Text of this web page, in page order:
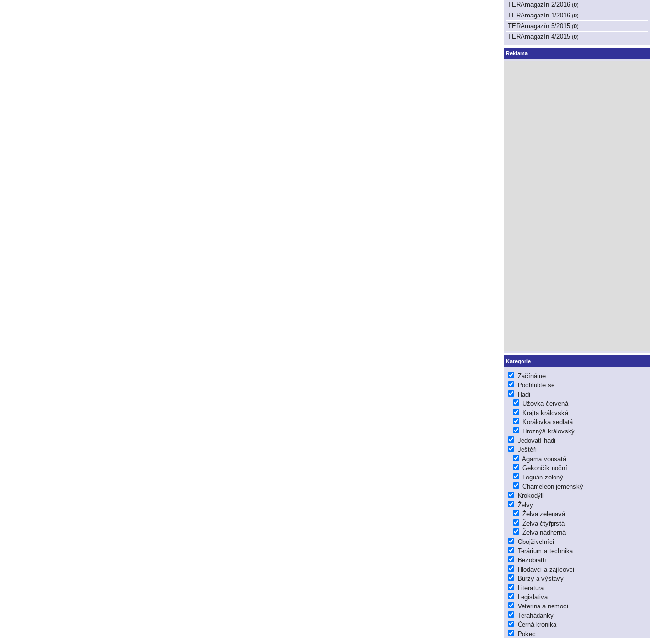
TERAmagazín 2/2016 (0)
TERAmagazín 1/2016 (0)
TERAmagazín 5/2015 (0)
TERAmagazín 4/2015 (0)
Reklama
Kategorie
Začínáme
Pochlubte se
Hadi
Užovka červená
Krajta královská
Korálovka sedlatá
Hroznýš královský
Jedovatí hadi
Ještěři
Agama vousatá
Gekončík noční
Leguán zelený
Chameleon jemenský
Krokodýli
Želvy
Želva zelenavá
Želva čtyřprstá
Želva nádherná
Obojživelníci
Terárium a technika
Bezobratlí
Hlodavci a zajícovci
Burzy a výstavy
Literatura
Legislativa
Veterina a nemoci
Terahádanky
Černá kronika
Pokec